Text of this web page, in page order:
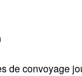
de convoyage